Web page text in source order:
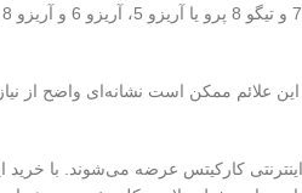
علائم ممکن است نشانه‌ای واضح از
کارکیتس عرضه می‌شوند. با خرید